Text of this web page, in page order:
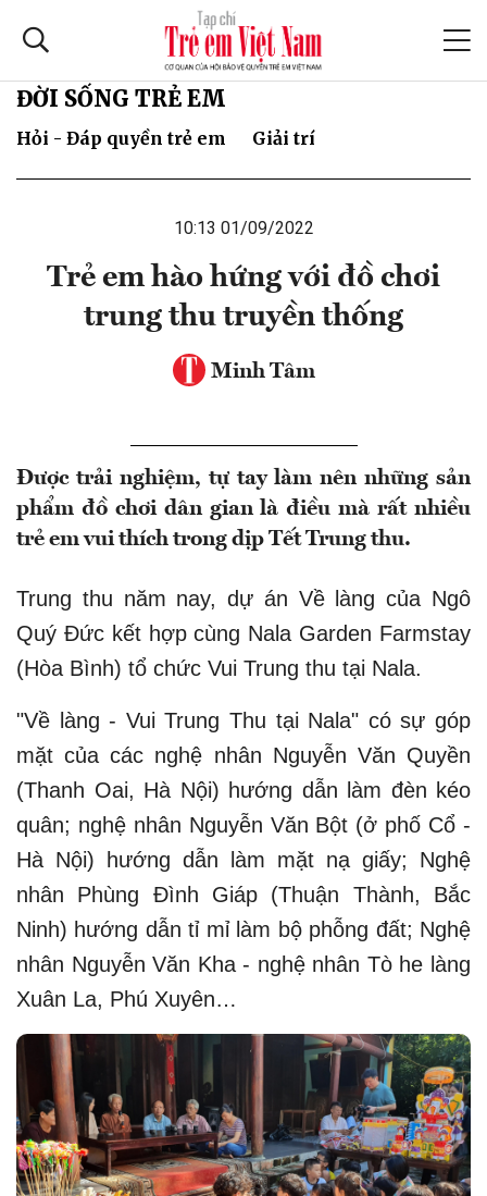
ĐỜI SỐNG TRẺ EM
Hỏi - Đáp quyền trẻ em Giải trí
10:13 01/09/2022
Trẻ em hào hứng với đồ chơi
trung thu truyền thống
Minh Tâm
Được trải nghiệm, tự tay làm nên những sản
phẩm đồ chơi dân gian là điều mà rất nhiều
trẻ em vui thích trong dịp Tết Trung thu.
Trung thu năm nay, dự án Về làng của Ngô
Quý Đức kết hợp cùng Nala Garden Farmstay
(Hòa Bình) tổ chức Vui Trung thu tại Nala.
"Về làng - Vui Trung Thu tại Nala" có sự góp
mặt của các nghệ nhân Nguyễn Văn Quyền
(Thanh Oai, Hà Nội) hướng dẫn làm đèn kéo
quân; nghệ nhân Nguyễn Văn Bột (ở phố Cổ -
Hà Nội) hướng dẫn làm mặt nạ giấy; Nghệ
nhân Phùng Đình Giáp (Thuận Thành, Bắc
Ninh) hướng dẫn tỉ mỉ làm bộ phỗng đất; Nghệ
nhân Nguyễn Văn Kha - nghệ nhân Tò he làng
Xuân La, Phú Xuyên…